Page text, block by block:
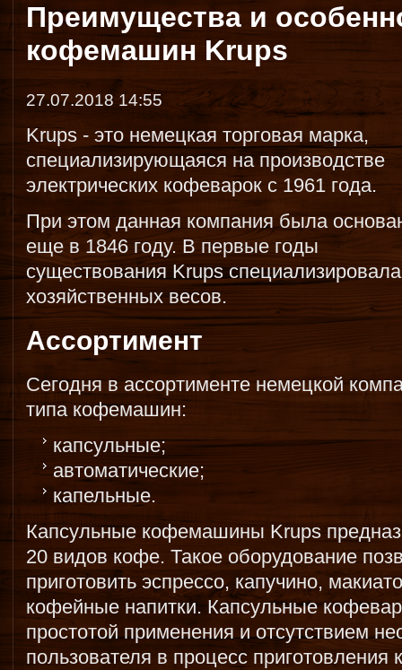
Преимущества и
кофемашин Krups
27.07.2018 14:55
Krups - это немецкая торговая марка,
специализирующаяся на производстве
электрических кофеварок с 1961 года.
При этом данная компания была
еще в 1846 году. В первые годы
существования Krups
хозяйственных весов.
Ассортимент
Сегодня в ассортименте немецкой
типа кофемашин:
капсульные;
автоматические;
капельные.
Капсульные кофемашины Krups
20 видов кофе. Такое оборудование
приготовить эспрессо, капучино,
кофейные напитки. Капсульные
простотой применения и отсутствием
пользователя в процесс приготовления